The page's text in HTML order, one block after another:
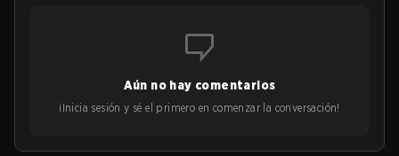
Aún no hay comentarios
¡Inicia sesión y sé el primero en comenzar la conversación!